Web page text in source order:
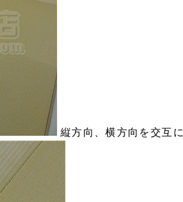
縦方向、横方向を交互に